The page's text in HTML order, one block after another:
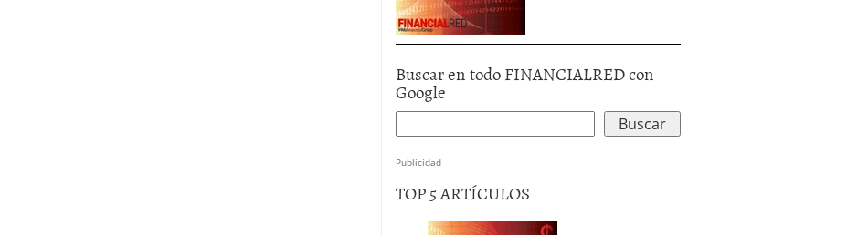
Buscar en todo FINANCIALRED con
Google
Publicidad
TOP 5 ARTÍCULOS